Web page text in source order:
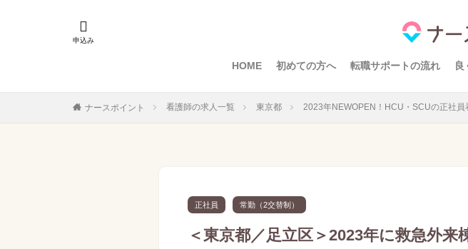
HOME 初めての方へ 転職サポートの流れ 良
ナースポイント 看護師の求人一覧 東京都 2023年NEWOPEN！HCU・SCUの正社員
正社員 常勤（2交替制）
＜東京都／足立区＞2023年に救急外